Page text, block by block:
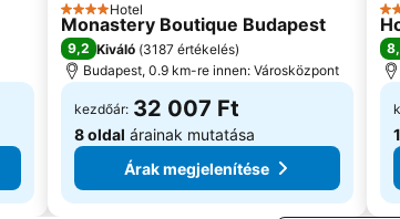
4 Kategória
Hotel
Monastery Boutique Budapest
9,2 Kiváló (3187 értékelés)
Budapest, 0.9 km-re innen: Városközpont
kezdőár: 32 007 Ft
8 oldal árainak mutatása
Árak megjelenítése
4